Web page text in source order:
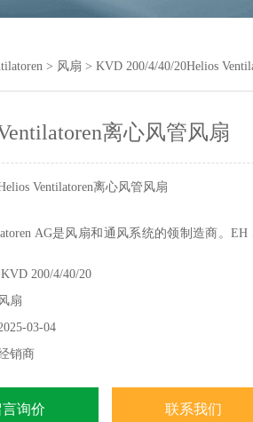
> 风扇 > KVD 200/4/40/20Helios
离心风管风扇
Ventilatoren离心风管风扇
AG是风扇和通风系统的领制造商。EH
200/4/40/20
扇
03-04
销商
言询价 联系我们